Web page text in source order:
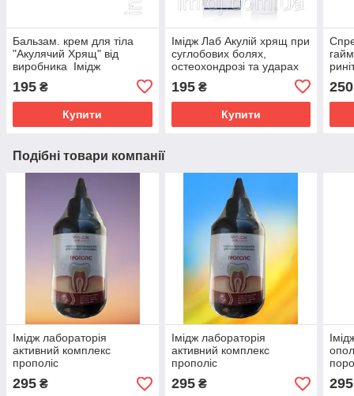
Бальзам. крем для тіла
"Акулячий Хрящ" від
виробника Імідж
суглобових болях,
остеохондрозі
195 ₴
Купити
Імідж Лаб Акулій хрящ при
суглобових болях,
остеохондрозі та ударах
195₴
Купити
250
Подібні товари компанії
Імідж лабораторія
активний комплекс
прополіс
295 ₴
Імідж лабораторія
активний комплекс
прополіс
295₴ 295